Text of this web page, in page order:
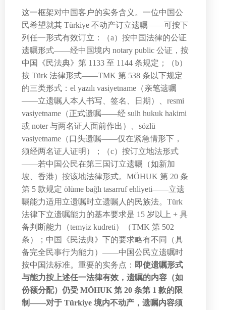
这一框架对中国客户的实务含义。一位中国公
民希望就其 Türkiye 不动产订立遗嘱——可按下
列任一形式有效订立：（a）按中国法律的公证
遗嘱形式——经中国境内 notary public 公证，按
中国《民法典》第 1133 至 1144 条规定；（b）
按 Türk 法律形式——TMK 第 538 条以下规定
的三类形式：el yazılı vasiyetname（亲笔遗嘱
——立遗嘱人本人书写、签名、日期）、resmi
vasiyetname（正式遗嘱——经 sulh hukuk hakimi
或 noter 与两名证人面前作出）、sözlü
vasiyetname（口头遗嘱——仅在紧急情形下，
须经两名证人证明）；（c）按订立地法形式
——若中国公民在第三国订立遗嘱（如新加
坡、香港）按该地法律形式。MÖHUK 第 20 条
第 5 款规定 ölüme bağlı tasarruf ehliyeti——立遗
嘱能力适用立遗嘱时立遗嘱人的民族法。Türk
法律下立遗嘱能力的基本要求是 15 岁以上 + 具
备判断能力（temyiz kudreti）（TMK 第 502
条）；中国《民法典》下的要求略有不同（具
备完全民事行为能力）——中国公民立遗嘱时
按中国法标准。重要的实务点： 即使遗嘱形式
与能力按上述任一法律有效，遗嘱的内容（如
份额分配）仍受 MÖHUK 第 20 条第 1 款的限
制——对于 Türkiye 境内不动产，遗嘱内容须